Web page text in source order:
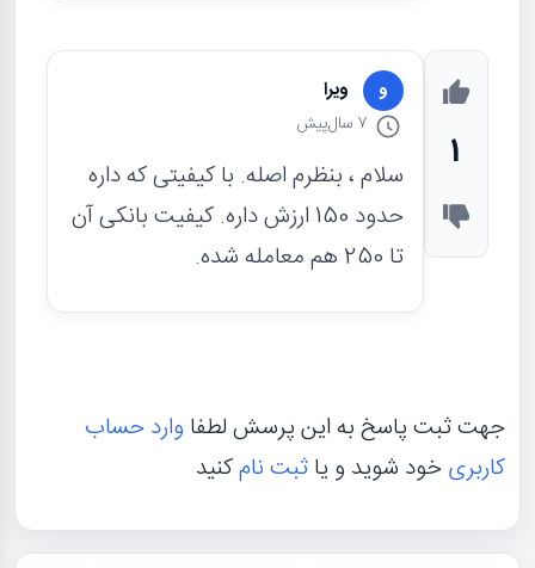
1
و ویرا
7 سال پیش
سلام ، بنظرم اصله. با کیفیتی که داره
حدود 150 ارزش داره. کیفیت بانکی آن
تا 250 هم معامله شده.
جهت ثبت پاسخ به این پرسش لطفا وارد حساب
کاربریخود شوید و یاثبت نامکنید